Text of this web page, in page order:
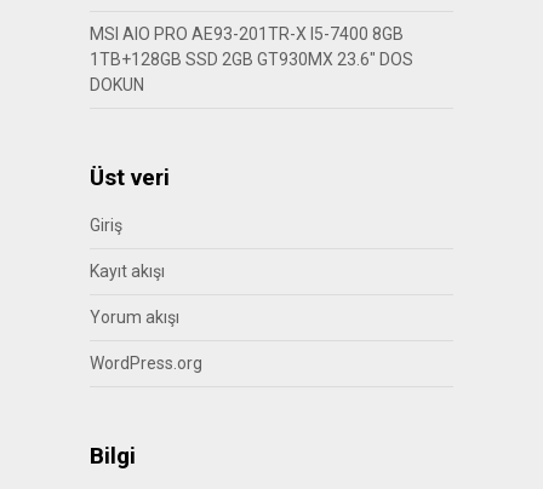
MSI AIO PRO AE93-201TR-X I5-7400 8GB
1TB+128GB SSD 2GB GT930MX 23.6″ DOS
DOKUN
Üst veri
Giriş
Kayıt akışı
Yorum akışı
WordPress.org
Bilgi